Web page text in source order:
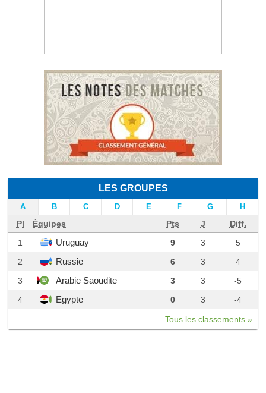
LES GROUPES
A B C D E F G H
Pl Équipes Pts J
Diff.
1
Uruguay 9 3
5
2
Russie 6 3
4
3
Arabie Saoudite 3 3
-5
4
Egypte 0 3 -4
Tous les classements »